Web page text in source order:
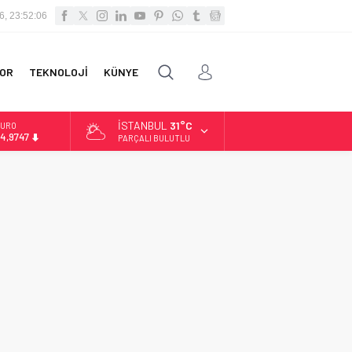
23:52:06
TEKNOLOJİ KÜNYE
İSTANBUL 31°C
PARÇALI BULUTLU